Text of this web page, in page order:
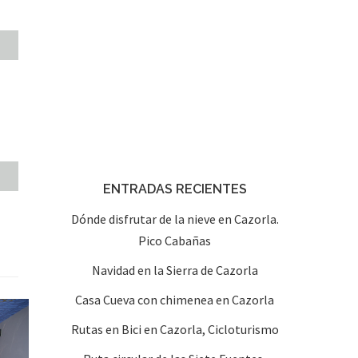
ENTRADAS RECIENTES
Dónde disfrutar de la nieve en Cazorla.
Pico Cabañas
Navidad en la Sierra de Cazorla
Casa Cueva con chimenea en Cazorla
Rutas en Bici en Cazorla, Cicloturismo